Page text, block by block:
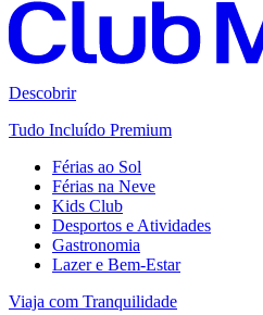
Descobrir
Tudo Incluído Premium
Férias ao Sol
Férias na Neve
Kids Club
Desportos e Atividades
Gastronomia
Lazer e Bem-Estar
Viaja com Tranquilidade